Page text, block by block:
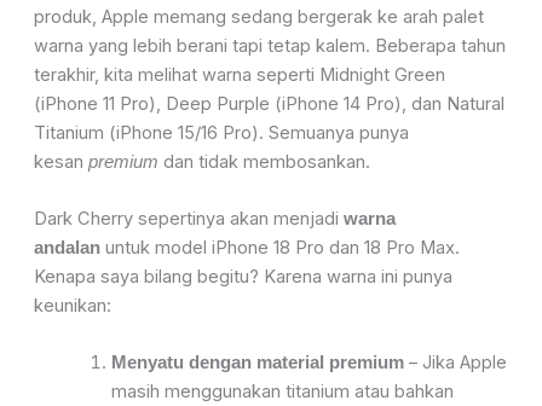
produk, Apple memang sedang bergerak ke arah palet
warna yang lebih berani tapi tetap kalem. Beberapa tahun
terakhir, kita melihat warna seperti Midnight Green
(iPhone 11 Pro), Deep Purple (iPhone 14 Pro), dan Natural
Titanium (iPhone 15/16 Pro). Semuanya punya
kesan premium dan tidak membosankan.
Dark Cherry sepertinya akan menjadi warna
andalanuntuk model iPhone 18 Pro dan 18 Pro Max.
Kenapa saya bilang begitu? Karena warna ini punya
keunikan:
Menyatu dengan material premium– Jika Apple
masih menggunakan titanium atau bahkan